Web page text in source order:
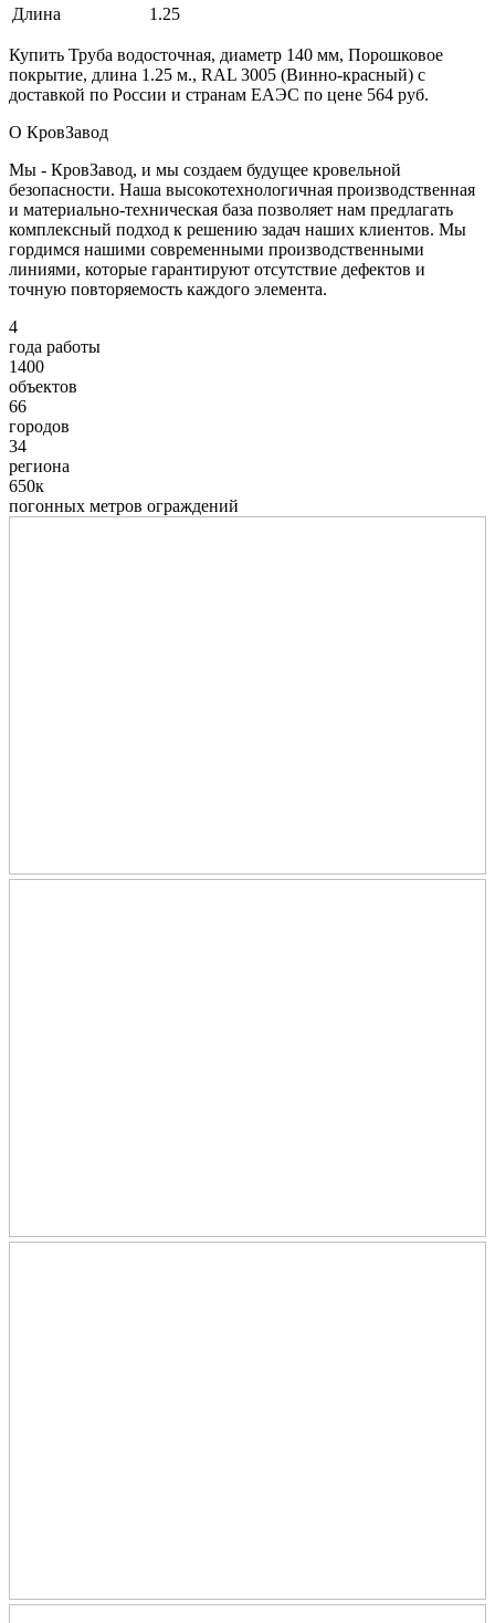
Длина
1.25
Купить Труба водосточная, диаметр 140 мм, Порошковое
покрытие, длина 1.25 м., RAL 3005 (Винно-красный) с
доставкой по России и странам ЕАЭС по цене 564 руб.
О КровЗавод
Мы - КровЗавод, и мы создаем будущее кровельной
безопасности. Наша высокотехнологичная производственная
и материально-техническая база позволяет нам предлагать
комплексный подход к решению задач наших клиентов. Мы
гордимся нашими современными производственными
линиями, которые гарантируют отсутствие дефектов и
точную повторяемость каждого элемента.
4
года работы
1400
объектов
66
городов
34
региона
650к
погонных метров ограждений